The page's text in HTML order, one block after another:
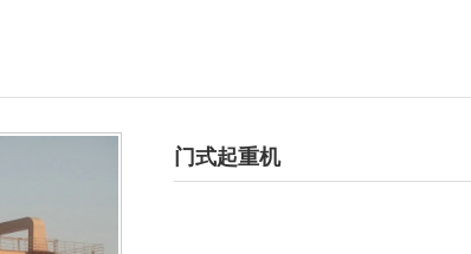
门式起重机